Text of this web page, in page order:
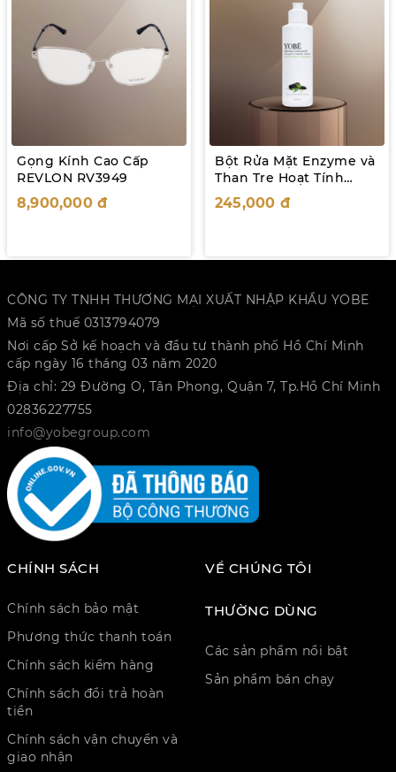
Gọng Kính Cao Cấp
REVLON RV3949
8,900,000 đ
Bột Rửa Mặt Enzyme và
Than Tre Hoạt Tính
Yobe 60g
245,000 đ
CÔNG TY TNHH THƯƠNG MẠI XUẤT NHẬP KHẨU YOBE
Mã số thuế 0313794079
Nơi cấp Sở kế hoạch và đầu tư thành phố Hồ Chí Minh
cấp ngày 16 tháng 03 năm 2020
Địa chỉ: 29 Đường O, Tân Phong, Quận 7, Tp.Hồ Chí Minh
02836227755
info@yobegroup.com
CHÍNH SÁCH
Chính sách bảo mật
Phương thức thanh toán
Chính sách kiểm hàng
Chính sách đổi trả hoàn
tiền
Chính sách vận chuyển và
giao nhận
VỀ CHÚNG TÔI
THƯỜNG DÙNG
Các sản phẩm nổi bật
Sản phẩm bán chạy